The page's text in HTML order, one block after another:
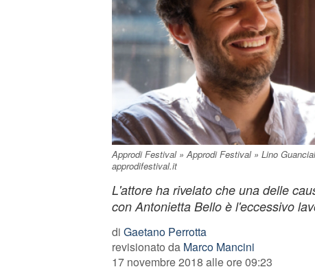
Approdi Festival » Approdi Festival » Lino
approdifestival.it
L'attore ha rivelato che una delle
con Antonietta Bello è l'eccessivo
di Gaetano Perrotta
revisionato da Marco Mancini
17 novembre 2018 alle ore 09:23